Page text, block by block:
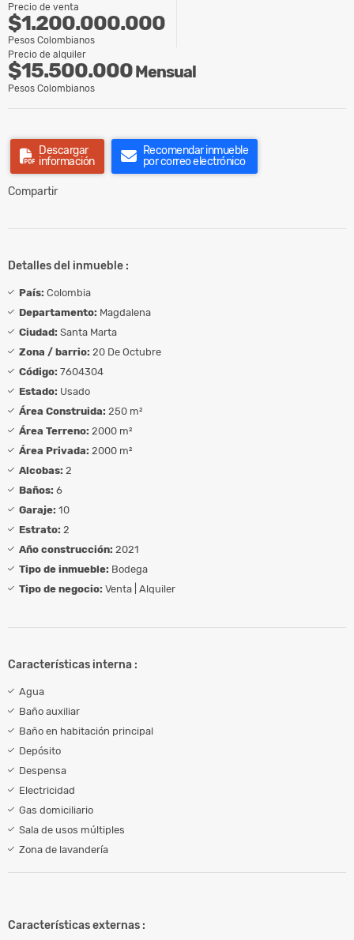
Precio de venta
$1.200.000.000
Pesos Colombianos
Precio de alquiler
$15.500.000Mensual
Pesos Colombianos
Descargar
información
Recomendar inmueble
por correo electrónico
Compartir
Detalles del inmueble :
País: Colombia
Departamento: Magdalena
Ciudad: Santa Marta
Zona / barrio: 20 De Octubre
Código: 7604304
Estado: Usado
Área Construida: 250 m²
Área Terreno: 2000 m²
Área Privada: 2000 m²
Alcobas: 2
Baños: 6
Garaje: 10
Estrato: 2
Año construcción: 2021
Tipo de inmueble: Bodega
Tipo de negocio: Venta | Alquiler
Características interna :
Agua
Baño auxiliar
Baño en habitación principal
Depósito
Despensa
Electricidad
Gas domiciliario
Sala de usos múltiples
Zona de lavandería
Características externas :